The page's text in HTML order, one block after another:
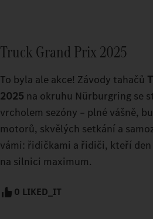
Truck Grand Prix 2025
To byla ale akce! Závody tahačů
2025 na okruhu Nürburgring se
vrcholem sezóny – plné vášně,
motorů, skvělých setkání a
vámi: řidičkami a řidiči, kteří
na silnici maximum.
0 LIKED_IT